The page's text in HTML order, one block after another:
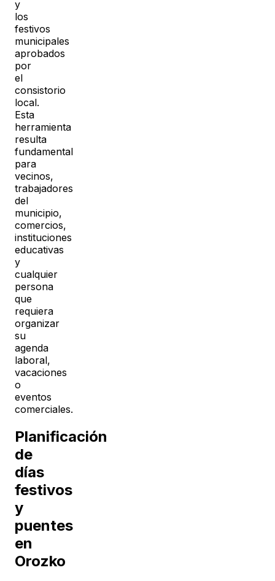
y
los
festivos
municipales
aprobados
por
el
consistorio
local.
Esta
herramienta
resulta
fundamental
para
vecinos,
trabajadores
del
municipio,
comercios,
instituciones
educativas
y
cualquier
persona
que
requiera
organizar
su
agenda
laboral,
vacaciones
o
eventos
comerciales.
Planificación
de
días
festivos
y
puentes
en
Orozko